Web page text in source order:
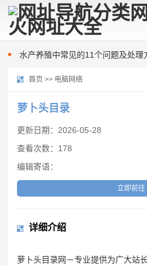
美国“尼米兹”号航母连摔两机，都
梅雨季节南美白对虾养殖注意事项
水产养殖中常见的11个问题及处理
如何提高蠕动恒流泵的灌装精度
河南一幼儿园凌晨起火，警方通报
朝鲜试射海对地战略巡航导弹
达成停火18天后战火再起 以总理下
美国“尼米兹”号航母连摔两机，都
首页 >> 电脑网络
萝卜头目录
更新日期：2026-05-28
查看次数：178
编辑寄语：
立即前往
详细介绍
萝卜头目录网－专业提供为广大站